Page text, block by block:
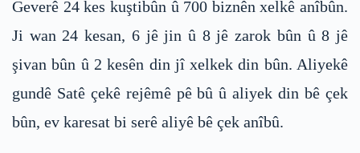
Geverê 24 kes kuştibûn û 700 biznên xelkê anîbûn.
Ji wan 24 kesan, 6 jê jin û 8 jê zarok bûn û 8 jê
şivan bûn û 2 kesên din jî xelkek din bûn. Aliyekê
gundê Satê çekê rejêmê pê bû û aliyek din bê çek
bûn, ev karesat bi serê aliyê bê çek anîbû.